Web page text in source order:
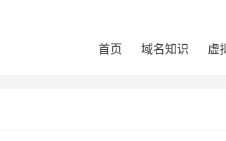
首页 域名知识 虚